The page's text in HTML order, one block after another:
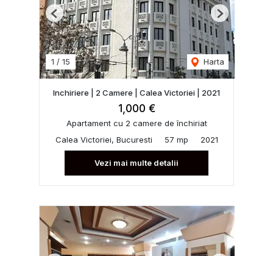
1 / 15 Harta
Previous Next
Inchiriere | 2 Camere | Calea Victoriei | 2021
1,000 €
Apartament cu 2 camere de închiriat
Calea Victoriei, Bucuresti
57 mp 2021
Vezi mai multe detalii